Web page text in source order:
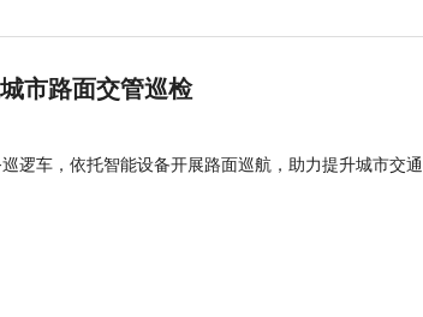
市路面交管巡检
逻车，依托智能设备开展路面巡航，助力提升城市交